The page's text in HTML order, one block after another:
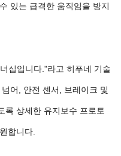
있는 급격한 움직임을 방지
십입니다."라고 히푸네 기술
어, 안전 센서, 브레이크 및
록 상세한 유지보수 프로토
합니다.